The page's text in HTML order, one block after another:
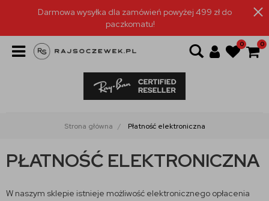
Darmowa wysyłka dla zamówień powyżej 499 zł do
paczkomatu!
0 0
Strona główna Płatność elektroniczna
PŁATNOŚĆ ELEKTRONICZNA
W naszym sklepie istnieje możliwość elektronicznego opłacenia